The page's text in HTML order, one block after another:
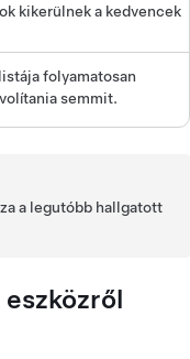
kikerülnek a kedvencek
folyamatosan
semmit.
a legutóbb hallgatott